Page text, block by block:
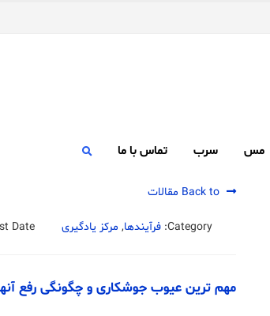
مس سرب تماس با ما
Back to مقالات
Category: فرآیندها, مرکز یادگیری Date:
مهم ‌ترین عیوب جوشکاری و چگونگی رفع